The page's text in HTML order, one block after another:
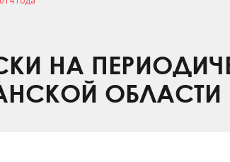
НА
ОБЛАСТИ